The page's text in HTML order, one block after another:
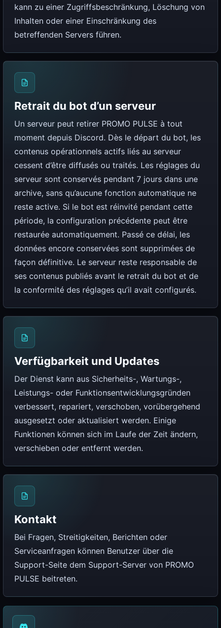
kann zu einer Zugriffsbeschränkung, Löschung von
Inhalten oder einer Einschränkung des
betreffenden Servers führen.
Retrait du bot d’un serveur
Un serveur peut retirer PROMO PULSE à tout
moment depuis Discord. Dès le départ du bot, les
contenus opérationnels actifs liés au serveur
cessent d’être diffusés ou traités. Les réglages du
serveur sont conservés pendant 7 jours dans une
archive, sans qu’aucune fonction automatique ne
reste active. Si le bot est réinvité pendant cette
période, la configuration précédente peut être
restaurée automatiquement. Passé ce délai, les
données encore conservées sont supprimées de
façon définitive. Le serveur reste responsable de
ses contenus publiés avant le retrait du bot et de
la conformité des réglages qu’il avait configurés.
Verfügbarkeit und Updates
Der Dienst kann aus Sicherheits-, Wartungs-,
Leistungs- oder Funktionsentwicklungsgründen
verbessert, repariert, verschoben, vorübergehend
ausgesetzt oder aktualisiert werden. Einige
Funktionen können sich im Laufe der Zeit ändern,
verschieben oder entfernt werden.
Kontakt
Bei Fragen, Streitigkeiten, Berichten oder
Serviceanfragen können Benutzer über die
Support-Seite dem Support-Server von PROMO
PULSE beitreten.